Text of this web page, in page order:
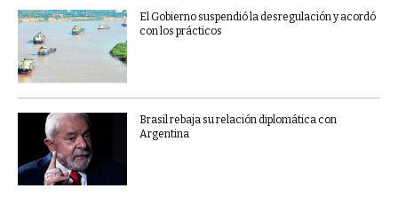
El Gobierno suspendió la desregulación y acordó
con los prácticos
Brasil rebaja su relación diplomática con
Argentina